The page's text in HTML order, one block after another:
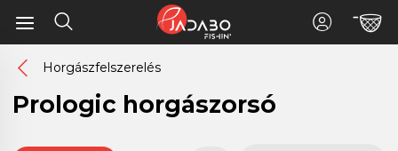
Horgászfelszerelés
Prologic horgászorsó